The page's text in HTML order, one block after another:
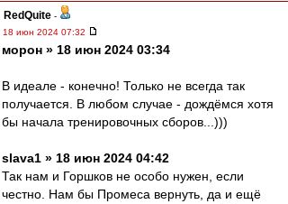
RedQuite -
18 июн 2024 07:32
морон » 18 июн 2024 03:34
В идеале - конечно! Только не всегда так
получается. В любом случае - дождёмся хотя
бы начала тренировочных сборов...)))
slava1 » 18 июн 2024 04:42
Так нам и Горшков не особо нужен, если
честно. Нам бы Промеса вернуть, да и ещё